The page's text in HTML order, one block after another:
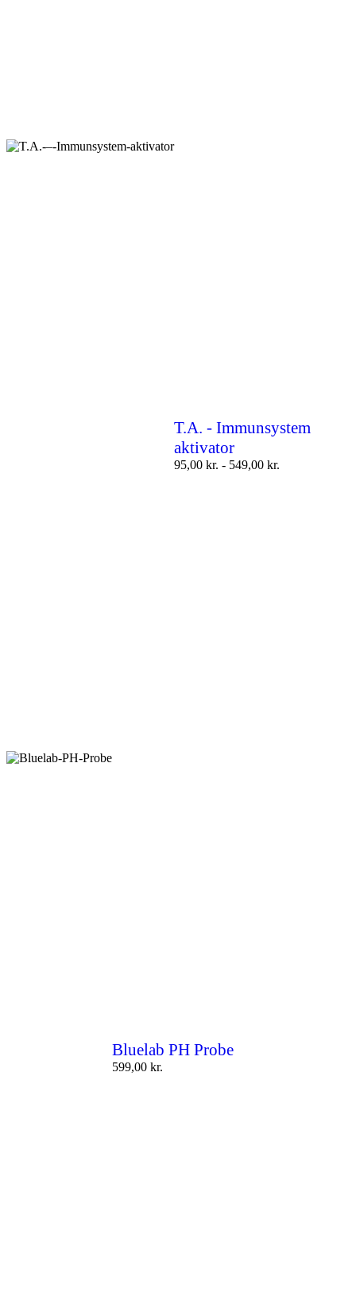
T.A. - Immunsystem
aktivator
95,00 kr. - 549,00 kr.
Bluelab PH Probe
599,00 kr.